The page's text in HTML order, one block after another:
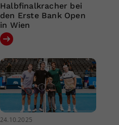
Halbfinalkracher bei
den Erste Bank Open
in Wien
24.10.2025